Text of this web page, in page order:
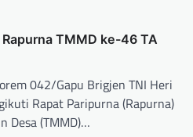
TMMD ke-46 TA
042/Gapu Brigjen TNI Heri
Rapat Paripurna (Rapurna)
Desa (TMMD)…